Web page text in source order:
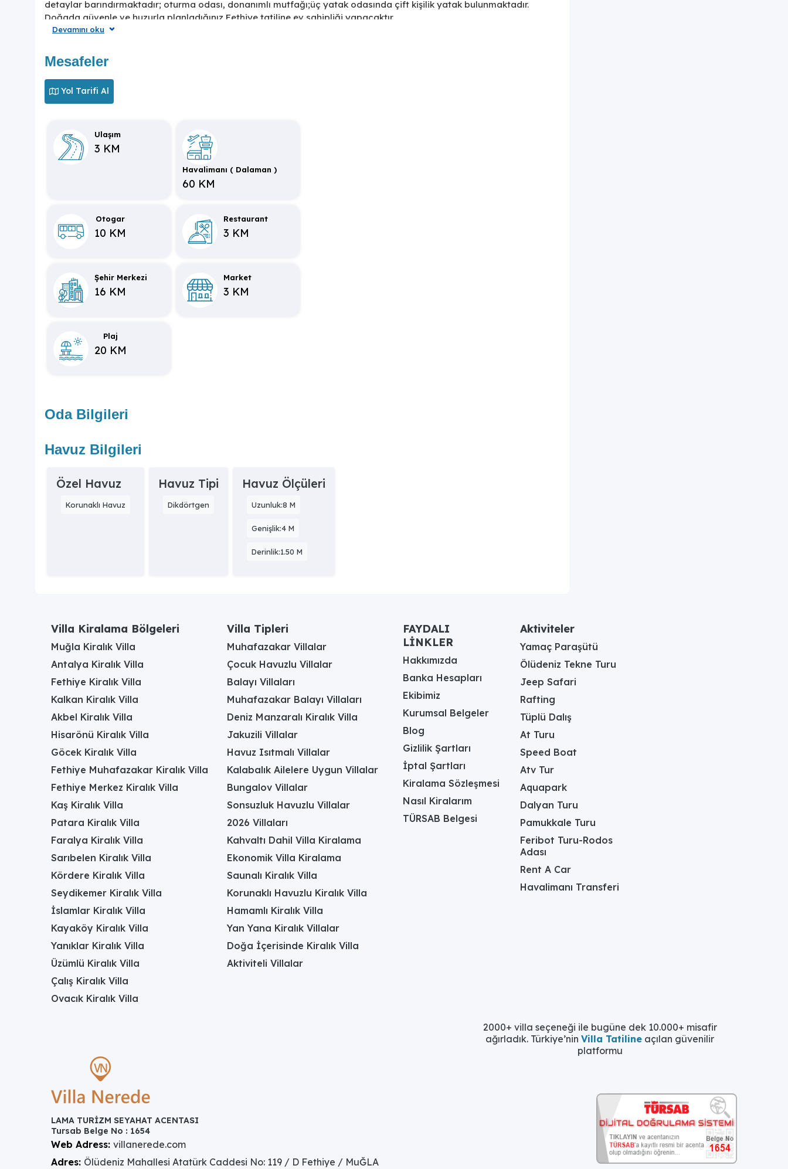
detaylar barındırmaktadır; oturma odası, donanımlı mutfağı;üç yatak odasında çift kişilik yatak bulunmaktadır.
Doğada güvenle ve huzurla planladığınız Fethiye tatiline ev sahipliği yapacaktır.
Tek bir bölgeye bağlı kalmak istemeyen, pek çok plajı ve doğa harikalarını görüp deneyimlemek isteyen
rahat bir sürüş ile ulaşabileceğiniz bölgedir.
Devamını oku
Mesafeler
Yol Tarifi Al
Ulaşım
3 KM
Havalimanı ( Dalaman )
60 KM
Otogar
10 KM
Restaurant
3 KM
Şehir Merkezi
16 KM
Market
3 KM
Plaj
20 KM
Oda Bilgileri
Havuz Bilgileri
Özel Havuz
Korunaklı Havuz
Havuz Tipi
Dikdörtgen
Havuz Ölçüleri
Uzunluk:8 M
Genişlik:4 M
Derinlik:1.50 M
Villa Kiralama Bölgeleri
Muğla Kiralık Villa
Antalya Kiralık Villa
Fethiye Kiralık Villa
Kalkan Kiralık Villa
Akbel Kiralık Villa
Hisarönü Kiralık Villa
Göcek Kiralık Villa
Fethiye Muhafazakar Kiralık Villa
Fethiye Merkez Kiralık Villa
Kaş Kiralık Villa
Patara Kiralık Villa
Faralya Kiralık Villa
Sarıbelen Kiralık Villa
Kördere Kiralık Villa
Seydikemer Kiralık Villa
İslamlar Kiralık Villa
Kayaköy Kiralık Villa
Yanıklar Kiralık Villa
Üzümlü Kiralık Villa
Çalış Kiralık Villa
Ovacık Kiralık Villa
Villa Tipleri
Muhafazakar Villalar
Çocuk Havuzlu Villalar
Balayı Villaları
Muhafazakar Balayı Villaları
Deniz Manzaralı Kiralık Villa
Jakuzili Villalar
Havuz Isıtmalı Villalar
Kalabalık Ailelere Uygun Villalar
Bungalov Villalar
Sonsuzluk Havuzlu Villalar
2026 Villaları
Kahvaltı Dahil Villa Kiralama
Ekonomik Villa Kiralama
Saunalı Kiralık Villa
Korunaklı Havuzlu Kiralık Villa
Hamamlı Kiralık Villa
Yan Yana Kiralık Villalar
Doğa İçerisinde Kiralık Villa
Aktiviteli Villalar
FAYDALI
LİNKLER
Hakkımızda
Banka Hesapları
Ekibimiz
Kurumsal Belgeler
Blog
Gizlilik Şartları
İptal Şartları
Kiralama Sözleşmesi
Nasıl Kiralarım
TÜRSAB Belgesi
Aktiviteler
Yamaç Paraşütü
Ölüdeniz Tekne Turu
Jeep Safari
Rafting
Tüplü Dalış
At Turu
Speed Boat
Atv Tur
Aquapark
Dalyan Turu
Pamukkale Turu
Feribot Turu-Rodos
Adası
Rent A Car
Havalimanı Transferi
2000+ villa seçeneği ile bugüne dek 10.000+ misafir
ağırladık. Türkiye’nin Villa Tatiline açılan güvenilir
platformu
LAMA TURİZM SEYAHAT ACENTASI
Tursab Belge No : 1654
Web Adress: villanerede.com
Adres: Ölüdeniz Mahallesi Atatürk Caddesi No: 119 / D Fethiye / MuĞLA